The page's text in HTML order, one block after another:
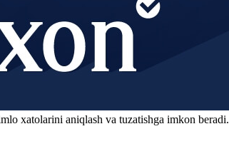
xatolarini aniqlash va tuzatishga imkon beradi.